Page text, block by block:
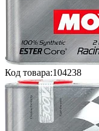
Код товара:104238